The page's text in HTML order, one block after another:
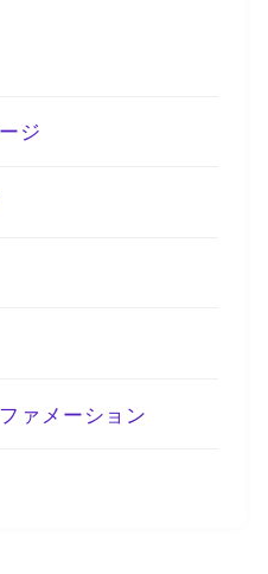
ジ
ァメーション